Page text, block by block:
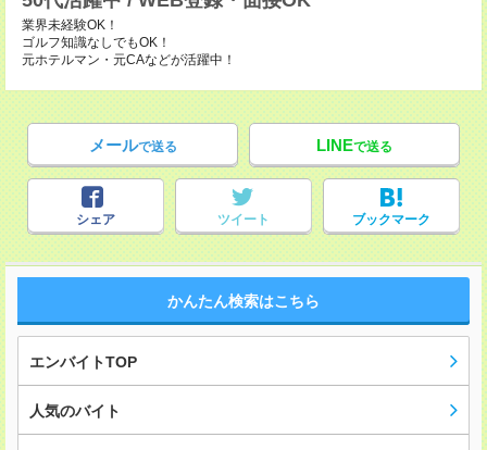
業界未経験OK！
ゴルフ知識なしでもOK！
元ホテルマン・元CAなどが活躍中！
メールで送る LINEで送る
シェア ツイート ブックマーク
かんたん検索はこちら
エンバイトTOP
人気のバイト